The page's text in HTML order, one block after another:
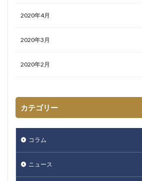
2020年4月
2020年3月
2020年2月
カテゴリー
コラム
ニュース